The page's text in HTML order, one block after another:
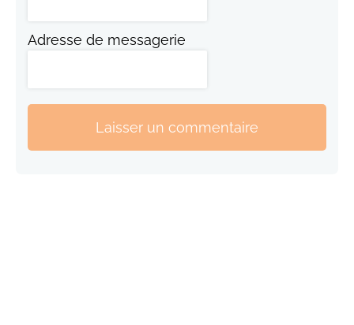
Adresse de messagerie
Laisser un commentaire